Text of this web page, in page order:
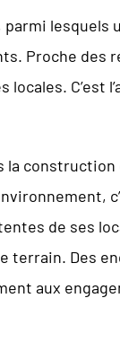
parmi
Proche des
C’est
la
de ses
terrain. Des
aux